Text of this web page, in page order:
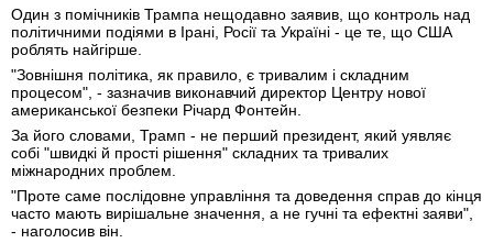
Один з помічників Трампа нещодавно заявив, що контроль над
політичними подіями в Ірані, Росії та Україні - це те, що США
роблять найгірше.
"Зовнішня політика, як правило, є тривалим і складним
процесом", - зазначив виконавчий директор Центру нової
американської безпеки Річард Фонтейн.
За його словами, Трамп - не перший президент, який уявляє
собі "швидкі й прості рішення" складних та тривалих
міжнародних проблем.
"Проте саме послідовне управління та доведення справ до кінця
часто мають вирішальне значення, а не гучні та ефектні заяви",
- наголосив він.